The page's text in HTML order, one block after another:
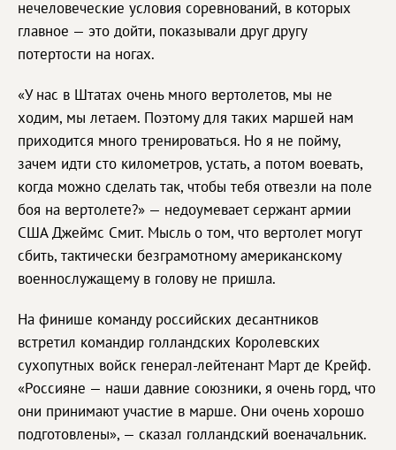
нечеловеческие условия соревнований, в которых
главное — это дойти, показывали друг другу
потертости на ногах.
«У нас в Штатах очень много вертолетов, мы не
ходим, мы летаем. Поэтому для таких маршей нам
приходится много тренироваться. Но я не пойму,
зачем идти сто километров, устать, а потом воевать,
когда можно сделать так, чтобы тебя отвезли на поле
боя на вертолете?» — недоумевает сержант армии
США Джеймс Смит. Мысль о том, что вертолет могут
сбить, тактически безграмотному американскому
военнослужащему в голову не пришла.
На финише команду российских десантников
встретил командир голландских Королевских
сухопутных войск генерал-лейтенант Март де Крейф.
«Россияне — наши давние союзники, я очень горд, что
они принимают участие в марше. Они очень хорошо
подготовлены», — сказал голландский военачальник.